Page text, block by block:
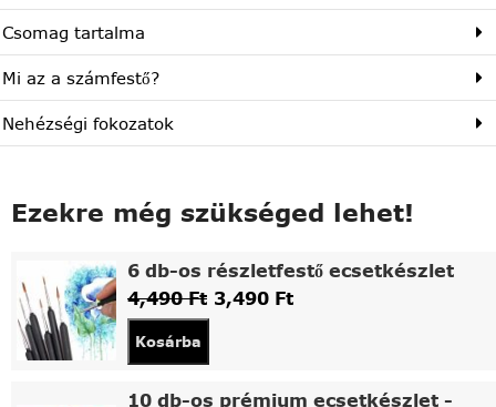
Csomag tartalma
Mi az a számfestő?
Nehézségi fokozatok
Ezekre még szükséged lehet!
6 db-os részletfestő ecsetkészlet
4,490Ft 3,490 Ft
Kosárba
10 db-os prémium ecsetkészlet -